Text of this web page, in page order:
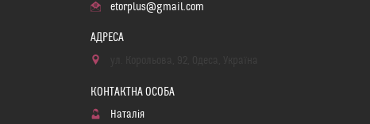
etorplus@gmail.com
Наталія